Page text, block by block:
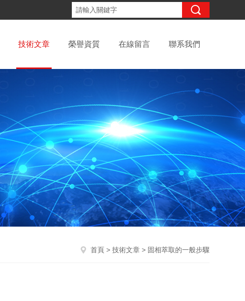
技術文章 榮譽資質 在線留言 聯系我們
首頁 > 技術文章 > 固相萃取的一般步驟